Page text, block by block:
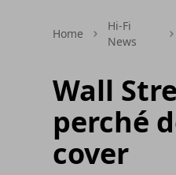
Home
Hi-Fi
News
Wall
perché
cover